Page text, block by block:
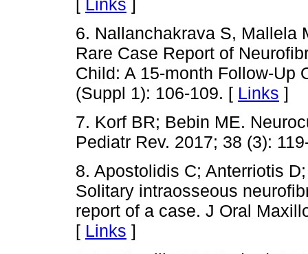
[ Links ]
6. Nallanchakrava S, Mallela
Rare Case Report of
Child: A 15-month Follow-Up
(Suppl 1): 106-109. [ Links ]
7. Korf BR; Bebin ME.
Pediatr Rev. 2017; 38 (3):
8. Apostolidis C; Anterriotis
Solitary intraosseous
report of a case. J Oral
[ Links ]